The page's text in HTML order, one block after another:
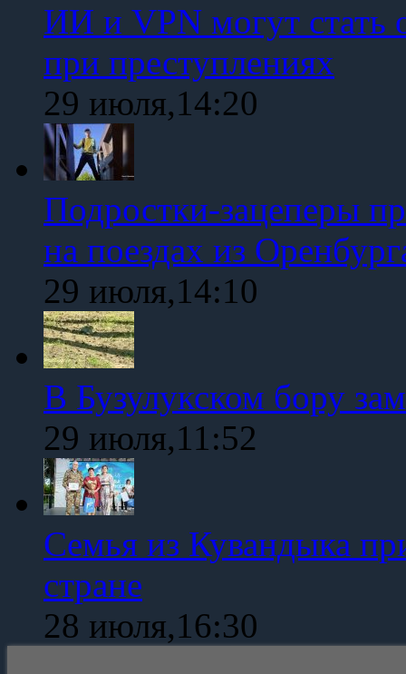
ИИ и VPN могут стать
при преступлениях
29 июля,14:20
Подростки-зацеперы
на поездах из
29 июля,14:10
В Бузулукском бору
29 июля,11:52
Семья из Кувандыка
стране
28 июля,16:30